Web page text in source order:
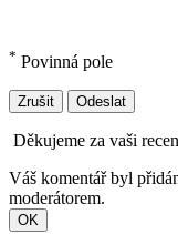
* Povinná pole
Zrušit Odeslat
Děkujeme za vaši
Váš komentář byl
moderátorem.
OK